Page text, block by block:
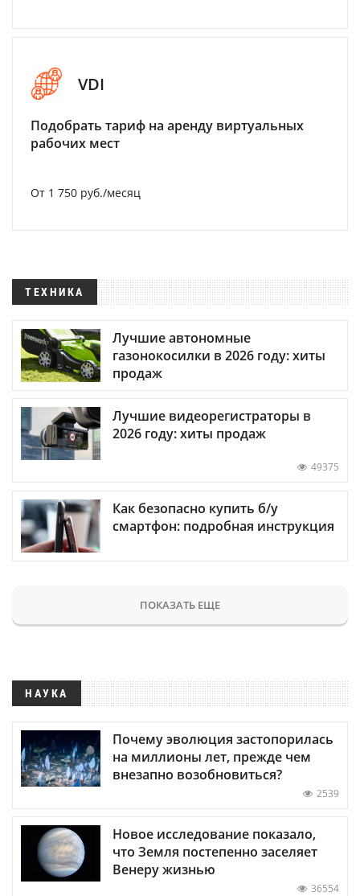
VDI
Подобрать тариф на аренду виртуальных
рабочих мест
От 1 750 руб./месяц
ТЕХНИКА
Лучшие автономные
газонокосилки в 2026 году: хиты
продаж
Лучшие видеорегистраторы в
2026 году: хиты продаж
49375
Как безопасно купить б/у
смартфон: подробная инструкция
ПОКАЗАТЬ ЕЩЕ
НАУКА
Почему эволюция застопорилась
на миллионы лет, прежде чем
внезапно возобновиться?
2539
Новое исследование показало,
что Земля постепенно заселяет
Венеру жизнью
36554